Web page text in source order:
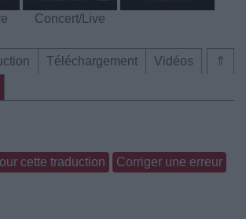
Concert/Live
⇑
Téléchargement
Vidéos
cette traduction Corriger une erreur